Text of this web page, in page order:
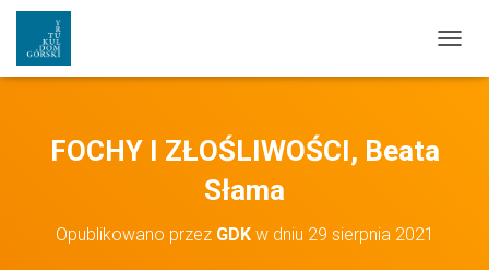
FOCHY I ZŁOŚLIWOŚCI, Beata
Słama
Opublikowano przez GDKw dniu 29 sierpnia 2021